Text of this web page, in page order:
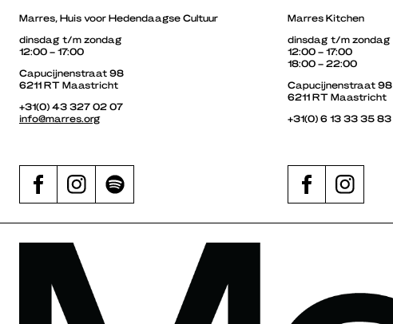
Marres, Huis voor Hedendaagse Cultuur
dinsdag t/m zondag
12:00 – 17:00
Capucijnenstraat 98
6211 RT Maastricht
+31(0) 43 327 02 07
info@marres.org
Marres Kitchen
dinsdag t/m zondag
12:00 – 17:00
18:00 – 22:00
Capucijnenstraat 98
6211 RT Maastricht
+31(0) 6 13 33 35 83